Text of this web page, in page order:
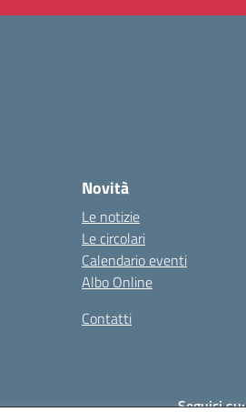
Novità
Le notizie
Le circolari
Calendario eventi
Albo Online
Contatti
Seguici su: